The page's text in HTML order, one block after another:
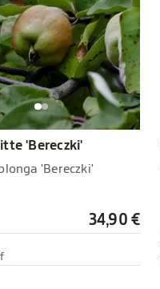
'Bereczki'
'Bereczki'
34,90 €